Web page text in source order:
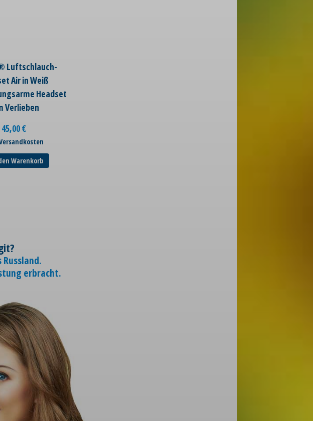
Luftschlauch-
Air in Weiß
Headset
Verlieben
45,00€
Warenkorb
erbracht.